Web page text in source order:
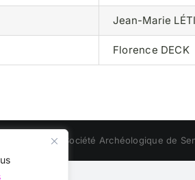
Jean-Marie
Florence DECK
2022 © Société Archéologique de